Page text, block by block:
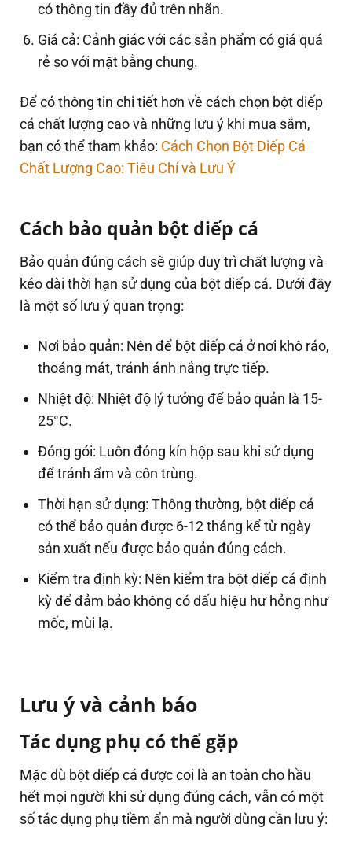
có thông tin đầy đủ trên nhãn.
Giá cả: Cảnh giác với các sản phẩm có giá quá
rẻ so với mặt bằng chung.
Để có thông tin chi tiết hơn về cách chọn bột diếp
cá chất lượng cao và những lưu ý khi mua sắm,
bạn có thể tham khảo: Cách Chọn Bột Diếp Cá
Chất Lượng Cao: Tiêu Chí và Lưu Ý
Cách bảo quản bột diếp cá
Bảo quản đúng cách sẽ giúp duy trì chất lượng và
kéo dài thời hạn sử dụng của bột diếp cá. Dưới đây
là một số lưu ý quan trọng:
Nơi bảo quản: Nên để bột diếp cá ở nơi khô ráo,
thoáng mát, tránh ánh nắng trực tiếp.
Nhiệt độ: Nhiệt độ lý tưởng để bảo quản là 15-
25°C.
Đóng gói: Luôn đóng kín hộp sau khi sử dụng
để tránh ẩm và côn trùng.
Thời hạn sử dụng: Thông thường, bột diếp cá
có thể bảo quản được 6-12 tháng kể từ ngày
sản xuất nếu được bảo quản đúng cách.
Kiểm tra định kỳ: Nên kiểm tra bột diếp cá định
kỳ để đảm bảo không có dấu hiệu hư hỏng như
mốc, mùi lạ.
Lưu ý và cảnh báo
Tác dụng phụ có thể gặp
Mặc dù bột diếp cá được coi là an toàn cho hầu
hết mọi người khi sử dụng đúng cách, vẫn có một
số tác dụng phụ tiềm ẩn mà người dùng cần lưu ý: